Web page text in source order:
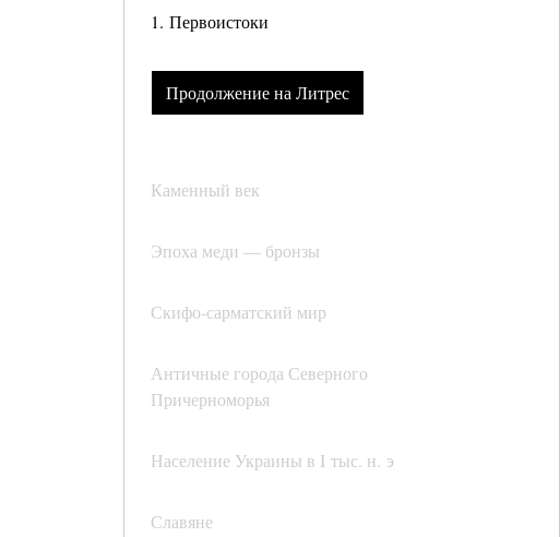
1. Первоистоки
Продолжение на Литрес
Каменный век
Эпоха меди — бронзы
Скифо-сарматский мир
Античные города Северного
Причерноморья
Население Украины в I тыс. н. э
Славяне